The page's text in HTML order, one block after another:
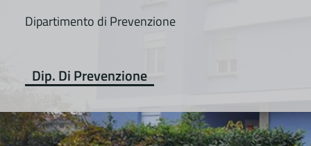
Dipartimento di Prevenzione
Dip. Di Prevenzione